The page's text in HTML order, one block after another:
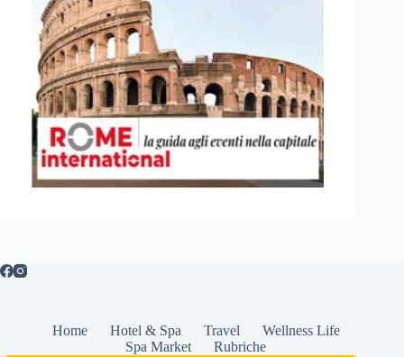
Home Hotel & Spa Travel
Wellness Life
Spa Market
Rubriche